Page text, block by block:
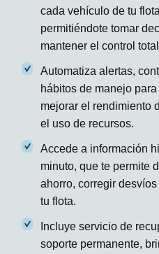
cada vehículo de tu
permitiéndote tomar
mantener el control
Automatiza alertas,
hábitos de manejo
mejorar el rendimiento
el uso de recursos.
Accede a información
minuto, que te permite
ahorro, corregir
tu flota.
Incluye servicio de
soporte permanente,